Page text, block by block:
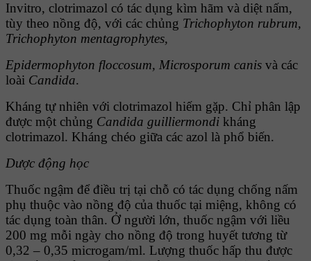
Invitro, clotrimazol có tác dụng kìm hãm và diệt nấm,
tùy theo nồng độ, với các chủng Trichophyton rubrum,
Trichophyton mentagrophytes,
Epidermophyton floccosum, Microsporum canis và các
loài Candida.
Kháng tự nhiên với clotrimazol hiếm gặp. Chỉ phân lập
được một chủng Candida guilliermondi kháng
clotrimazol. Kháng chéo giữa các azol là phổ biến.
Dược động học
Thuốc ngậm để điều trị tại chỗ có tác dụng chống nấm
phụ thuộc vào nồng độ của thuốc tại miệng, không có
tác dụng toàn thân. Ở người lớn, thuốc ngậm với liều
200 mg mỗi ngày cho nồng độ trong huyết tương từ
0,32 – 0,35 microgam/ml. Lượng thuốc hấp thu được